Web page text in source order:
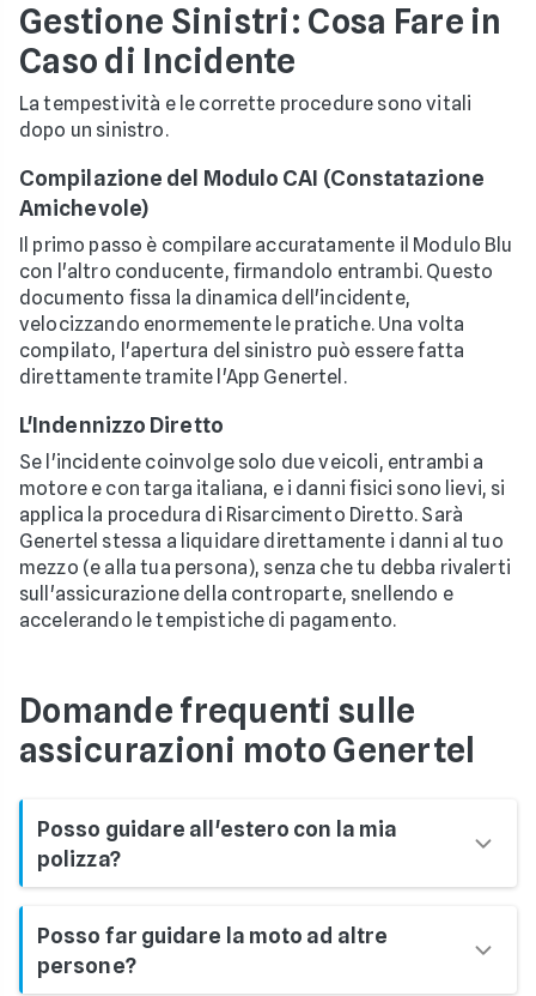
Gestione Sinistri: Cosa Fare in
Caso di Incidente
La tempestività e le corrette procedure sono vitali
dopo un sinistro.
Compilazione del Modulo CAI (Constatazione
Amichevole)
Il primo passo è compilare accuratamente il Modulo Blu
con l'altro conducente, firmandolo entrambi. Questo
documento fissa la dinamica dell'incidente,
velocizzando enormemente le pratiche. Una volta
compilato, l'apertura del sinistro può essere fatta
direttamente tramite l'App Genertel.
L'Indennizzo Diretto
Se l'incidente coinvolge solo due veicoli, entrambi a
motore e con targa italiana, e i danni fisici sono lievi, si
applica la procedura di Risarcimento Diretto. Sarà
Genertel stessa a liquidare direttamente i danni al tuo
mezzo (e alla tua persona), senza che tu debba rivalerti
sull'assicurazione della controparte, snellendo e
accelerando le tempistiche di pagamento.
Domande frequenti sulle
assicurazioni moto Genertel
Posso guidare all'estero con la mia
polizza?
tutti gli Stati dell'Unione Europea e in quelli
indicati sulla "Carta Verde" (il certificato
Posso far guidare la moto ad altre
persone?